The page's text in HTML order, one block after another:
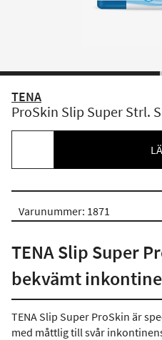
TENA
ProSkin Slip Super Strl.
Varunummer: 1871
TENA Slip Super
bekvämt
TENA Slip Super ProSkin är
med måttlig till svår